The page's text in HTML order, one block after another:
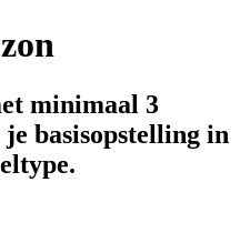
minimaal 3
basisopstelling in